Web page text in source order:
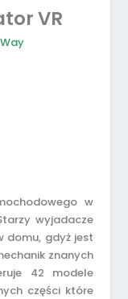
VR
w
wyjadacze
domu, gdyż jest
znanych
42 modele
części które